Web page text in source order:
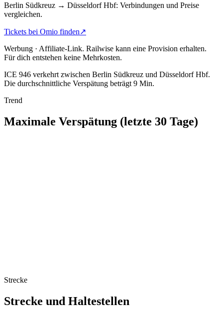
Berlin Südkreuz → Düsseldorf Hbf: Verbindungen und Preise
vergleichen.
Tickets bei Omio finden↗
Werbung · Affiliate-Link. Railwise kann eine Provision erhalten.
Für dich entstehen keine Mehrkosten.
ICE 946 verkehrt zwischen Berlin Südkreuz und Düsseldorf Hbf.
Die durchschnittliche Verspätung beträgt 9 Min.
Trend
Maximale Verspätung (letzte 30 Tage)
Strecke
Strecke und Haltestellen